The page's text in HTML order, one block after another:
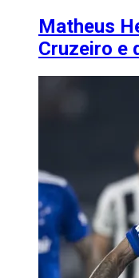
Matheus
Cruzeiro e